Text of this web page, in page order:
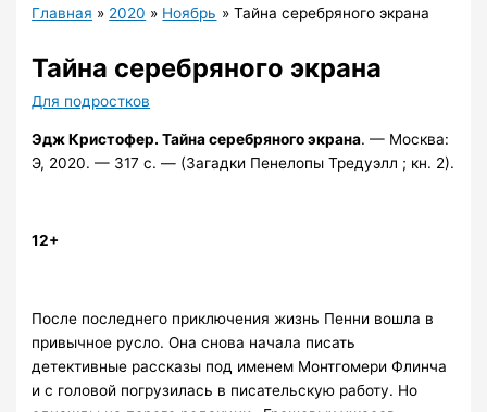
Главная 2020 Ноябрь Тайна серебряного экрана
Тайна серебряного экрана
Для подростков
Эдж Кристофер. Тайна серебряного экрана. — Москва:
Э, 2020. — 317 с. — (Загадки Пенелопы Тредуэлл ; кн. 2).
12+
После последнего приключения жизнь Пенни вошла в
привычное русло. Она снова начала писать
детективные рассказы под именем Монтгомери Флинча
и с головой погрузилась в писательскую работу. Но